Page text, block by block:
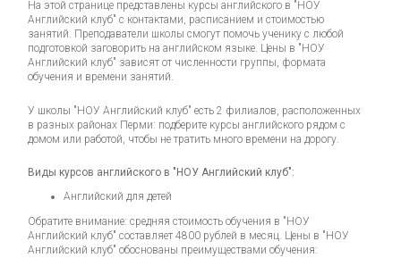
На этой странице представлены курсы английского в "НОУ
Английский клуб" с контактами, расписанием и стоимостью
занятий. Преподаватели школы смогут помочь ученику с любой
подготовкой заговорить на английском языке. Цены в "НОУ
Английский клуб" зависят от численности группы, формата
обучения и времени занятий.
У школы "НОУ Английский клуб" есть 2 филиалов, расположенных
в разных районах Перми: подберите курсы английского рядом с
домом или работой, чтобы не тратить много времени на дорогу.
Виды курсов английского в "НОУ Английский клуб":
Английский для детей
Обратите внимание: средняя стоимость обучения в "НОУ
Английский клуб" составляет 4800 рублей в месяц. Цены в "НОУ
Английский клуб" обоснованы преимуществами обучения: